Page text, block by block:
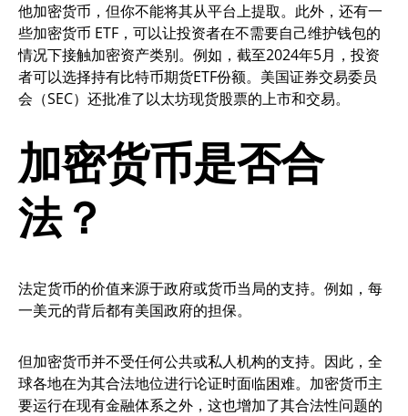
他加密货币，但你不能将其从平台上提取。此外，还有一
些加密货币 ETF，可以让投资者在不需要自己维护钱包的
情况下接触加密资产类别。例如，截至2024年5月，投资
者可以选择持有比特币期货ETF份额。美国证券交易委员
会（SEC）还批准了以太坊现货股票的上市和交易。
加密货币是否合
法？
法定货币的价值来源于政府或货币当局的支持。例如，每
一美元的背后都有美国政府的担保。
但加密货币并不受任何公共或私人机构的支持。因此，全
球各地在为其合法地位进行论证时面临困难。加密货币主
要运行在现有金融体系之外，这也增加了其合法性问题的